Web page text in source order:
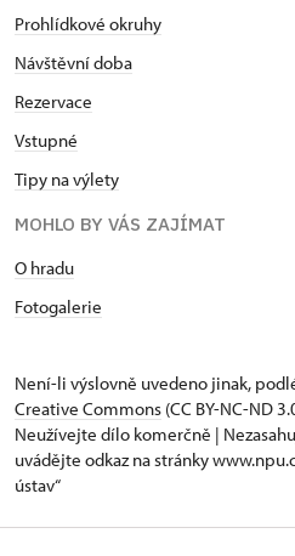
Prohlídkové okruhy
Návštěvní doba
Rezervace
Vstupné
Tipy na výlety
MOHLO BY VÁS ZAJÍMAT
O hradu
Fotogalerie
Není-li výslovně uvedeno jinak,
Creative Commons (CC BY-NC-ND
Neužívejte dílo komerčně |
uvádějte odkaz na stránky
ústav“